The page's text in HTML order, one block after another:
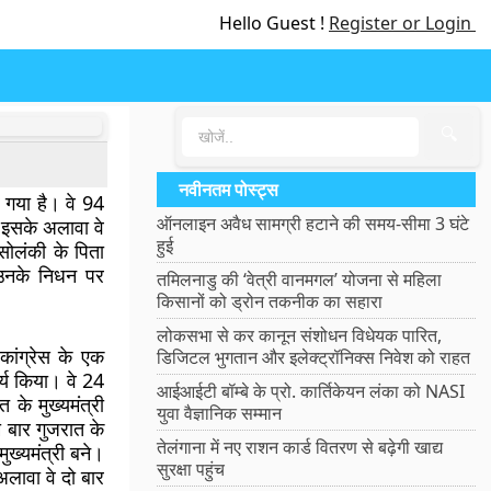
Hello Guest ! Register or Login
गया है। वे 94
इसके अलावा वे
के पिता
निधन पर
के एक
किया। वे 24
के मुख्यमंत्री
गुजरात के
बने।
वे दो बार
नवीनतम पोस्ट्स
ऑनलाइन अवैध सामग्री हटाने की समय-सीमा 3 घंटे
हुई
तमिलनाडु की ‘वेत्री वानमगल’ योजना से महिला
किसानों को ड्रोन तकनीक का सहारा
लोकसभा से कर कानून संशोधन विधेयक पारित,
डिजिटल भुगतान और इलेक्ट्रॉनिक्स निवेश को राहत
आईआईटी बॉम्बे के प्रो. कार्तिकेयन लंका को NASI
युवा वैज्ञानिक सम्मान
तेलंगाना में नए राशन कार्ड वितरण से बढ़ेगी खाद्य
सुरक्षा पहुंच